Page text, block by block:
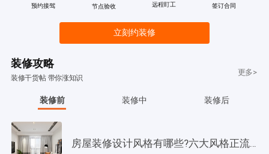
预约接驾 节点验收 远程盯工 签订合同
立刻约装修
装修攻略
装修干货帖 带你涨知识
更多>
装修前 装修中 装修后
房屋装修设计风格有哪些?六大风格正流行!